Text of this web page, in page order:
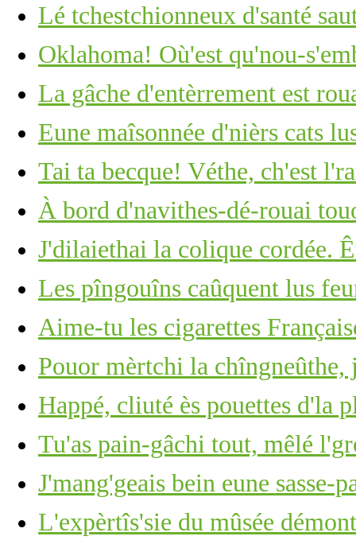
Lé tchestchionneux d'santé
Oklahoma! Où'est qu'nou-
La gâche d'entèrrement est
Eune maîsonnée d'nièrs cats
Tai ta becque! Véthe, ch'est
À bord d'navithes-dé-rouai
J'dilaiethai la colique cordée.
Les pîngouîns caûquent lus
Aime-tu les cigarettes
Pouor mèrtchi la chîngneûthe,
Happé, cliuté ès pouettes d'la
Tu'as pain-gâchi tout, mêlé
J'mang'geais bein eune sasse-
L'expèrtîs'sie du mûsée